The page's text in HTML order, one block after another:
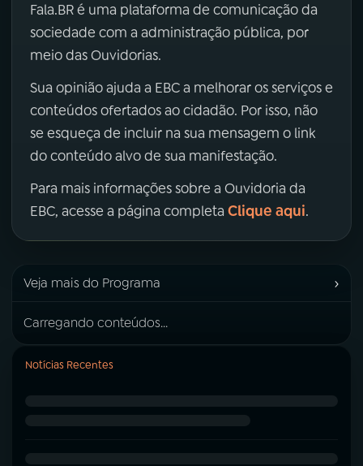
Fala.BR é uma plataforma de comunicação da
sociedade com a administração pública, por
meio das Ouvidorias.
Sua opinião ajuda a EBC a melhorar os serviços e
conteúdos ofertados ao cidadão. Por isso, não
se esqueça de incluir na sua mensagem o link
do conteúdo alvo de sua manifestação.
Para mais informações sobre a Ouvidoria da
EBC, acesse a página completa Clique aqui.
Veja mais do Programa ›
Carregando conteúdos...
Notícias Recentes